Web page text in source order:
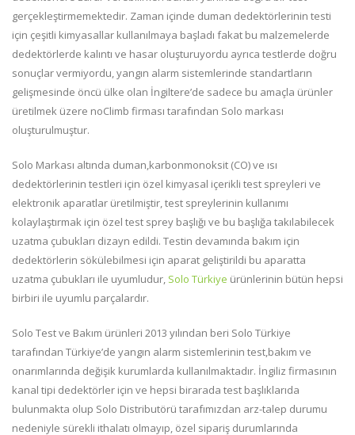
gerçekleştirmemektedir. Zaman içinde duman dedektörlerinin testi
için çeşitli kimyasallar kullanılmaya başladı fakat bu malzemelerde
dedektörlerde kalıntı ve hasar oluşturuyordu ayrıca testlerde doğru
sonuçlar vermiyordu, yangın alarm sistemlerinde standartların
gelişmesinde öncü ülke olan İngiltere’de sadece bu amaçla ürünler
üretilmek üzere noClimb firması tarafından Solo markası
oluşturulmuştur.
Solo Markası altında duman,karbonmonoksit (CO) ve ısı
dedektörlerinin testleri için özel kimyasal içerikli test spreyleri ve
elektronik aparatlar üretilmiştir, test spreylerinin kullanımı
kolaylaştırmak için özel test sprey başlığı ve bu başlığa takılabilecek
uzatma çubukları dizayn edildi. Testin devamında bakım için
dedektörlerin sökülebilmesi için aparat geliştirildi bu aparatta
uzatma çubukları ile uyumludur, Solo Türkiye ürünlerinin bütün hepsi
birbiri ile uyumlu parçalardır.
Solo Test ve Bakım ürünleri 2013 yılından beri Solo Türkiye
tarafından Türkiye’de yangın alarm sistemlerinin test,bakım ve
onarımlarında değişik kurumlarda kullanılmaktadır. İngiliz firmasının
kanal tipi dedektörler için ve hepsi birarada test başlıklarıda
bulunmakta olup Solo Distributörü tarafımızdan arz-talep durumu
nedeniyle sürekli ithalatı olmayıp, özel sipariş durumlarında